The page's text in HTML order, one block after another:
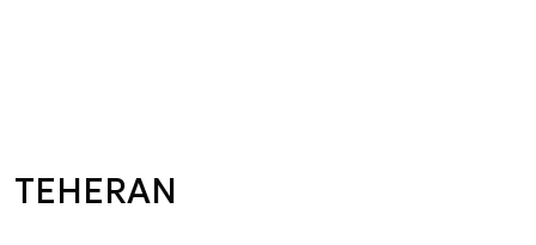
TEHERAN